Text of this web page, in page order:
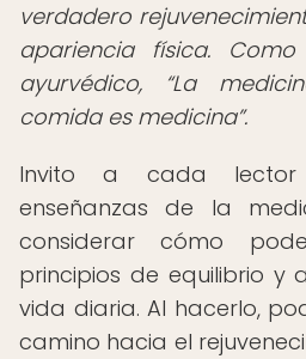
verdadero
apariencia física.
ayurvédico,
La
comida es medicina .
Invito a cada
enseñanzas de la
considerar cómo
principios de equilibrio y
vida diaria. Al hacerlo,
camino hacia el